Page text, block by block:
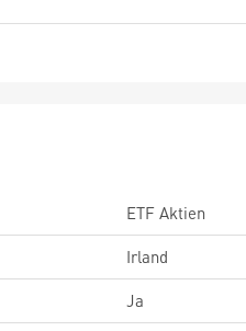
ETF Aktien
Irland
Ja